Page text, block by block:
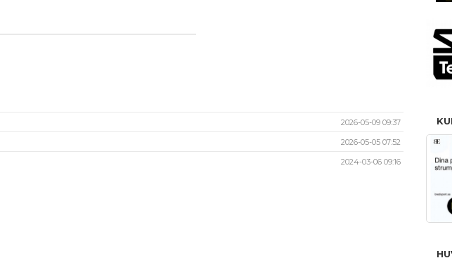
2026-05-09 09:37
2026-05-05 07:52
2024-03-06 09:16